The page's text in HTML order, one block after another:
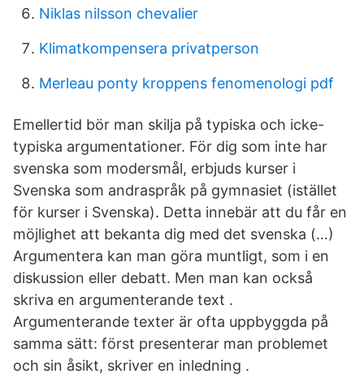
Niklas nilsson chevalier
Klimatkompensera privatperson
Merleau ponty kroppens fenomenologi pdf
Emellertid bör man skilja på typiska och icke-
typiska argumentationer. För dig som inte har
svenska som modersmål, erbjuds kurser i
Svenska som andraspråk på gymnasiet (istället
för kurser i Svenska). Detta innebär att du får en
möjlighet att bekanta dig med det svenska (…)
Argumentera kan man göra muntligt, som i en
diskussion eller debatt. Men man kan också
skriva en argumenterande text .
Argumenterande texter är ofta uppbyggda på
samma sätt: först presenterar man problemet
och sin åsikt, skriver en inledning .